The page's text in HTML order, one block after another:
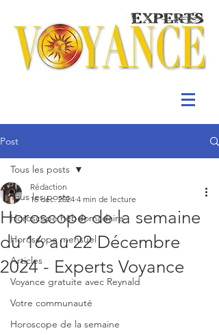
Post
Tous les posts
Horoscope hebdomadaire
Horoscope mensuel
Articles
Voyance gratuite avec Reynald
Votre communauté
Horoscope de la semaine
Tous les posts
Horoscope de la semaine
du 16 au 22 Décembre
2024 - Experts Voyance
Rédaction
16 déc. 2024 4 min de lecture